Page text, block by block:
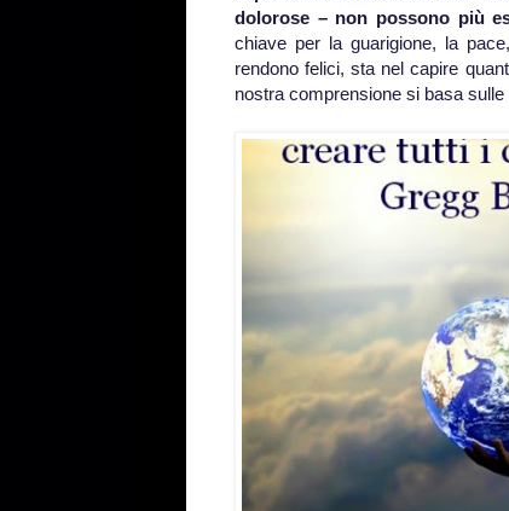
dolorose – non possono più
chiave per la guarigione, la
rendono felici, sta nel capire
nostra comprensione si basa